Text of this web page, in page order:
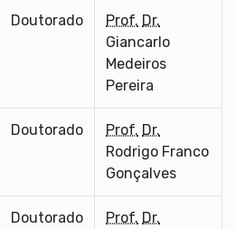
Doutorado Prof. Dr.
Giancarlo
Medeiros
Pereira
Doutorado Prof. Dr.
Rodrigo Franco
Gonçalves
Doutorado Prof. Dr.